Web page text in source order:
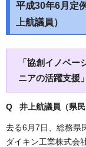
平成30年6月定
上航議員）
「協創イノベ
ニアの活躍支援
Q 井上航議員（県民
去る6月7日、総務県
ダイキン工業株式会